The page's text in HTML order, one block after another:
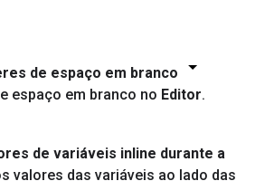
de espaço em branco
espaço em branco no Editor.
de variáveis inline durante a
valores das variáveis ao lado das